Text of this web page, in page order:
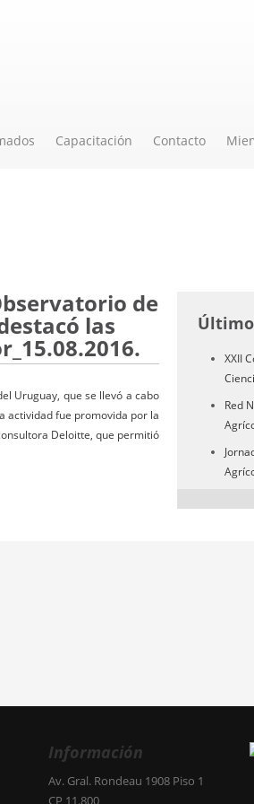
Capacitación Contacto
de
las
Uruguay, que se llevó a cabo
actividad fue promovida por la
Deloitte, que permitió
XXII
Red
Información
Av. Gral. Rondeau 1908 Piso 1
CP 11.800